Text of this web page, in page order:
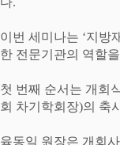
이번 세미나는 ‘지방
한 전문기관의 역할
첫 번째 순서는 개회
회 차기학회장)의 축
육동일 원장은 개회